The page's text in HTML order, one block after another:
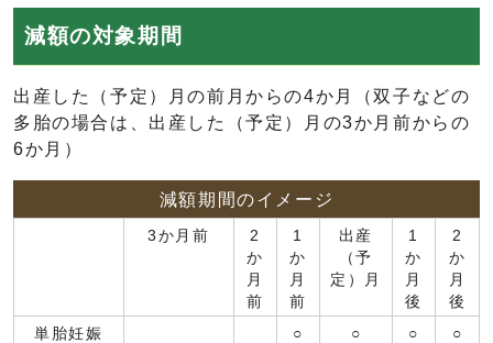
減額の対象期間
出産した（予定）月の前月からの4か月（双子などの
多胎の場合は、出産した（予定）月の3か月前からの
6か月）
減額期間のイメージ
3か月前
2
か
月
前
1
か
月
前
出産
（予
定）月
1
か
月
後
2
か
月
後
単胎妊娠
○ ○ ○ ○